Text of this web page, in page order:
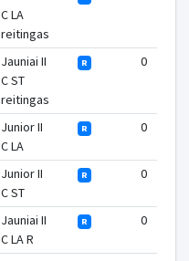
C LA
reitingas
Jauniai II
C ST
reitingas
R 0
Junior II
C LA
R 0
Junior II
C ST
R 0
Jauniai II
C LA R
R 0